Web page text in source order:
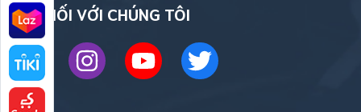
KẾT NỐI VỚI CHÚNG TÔI